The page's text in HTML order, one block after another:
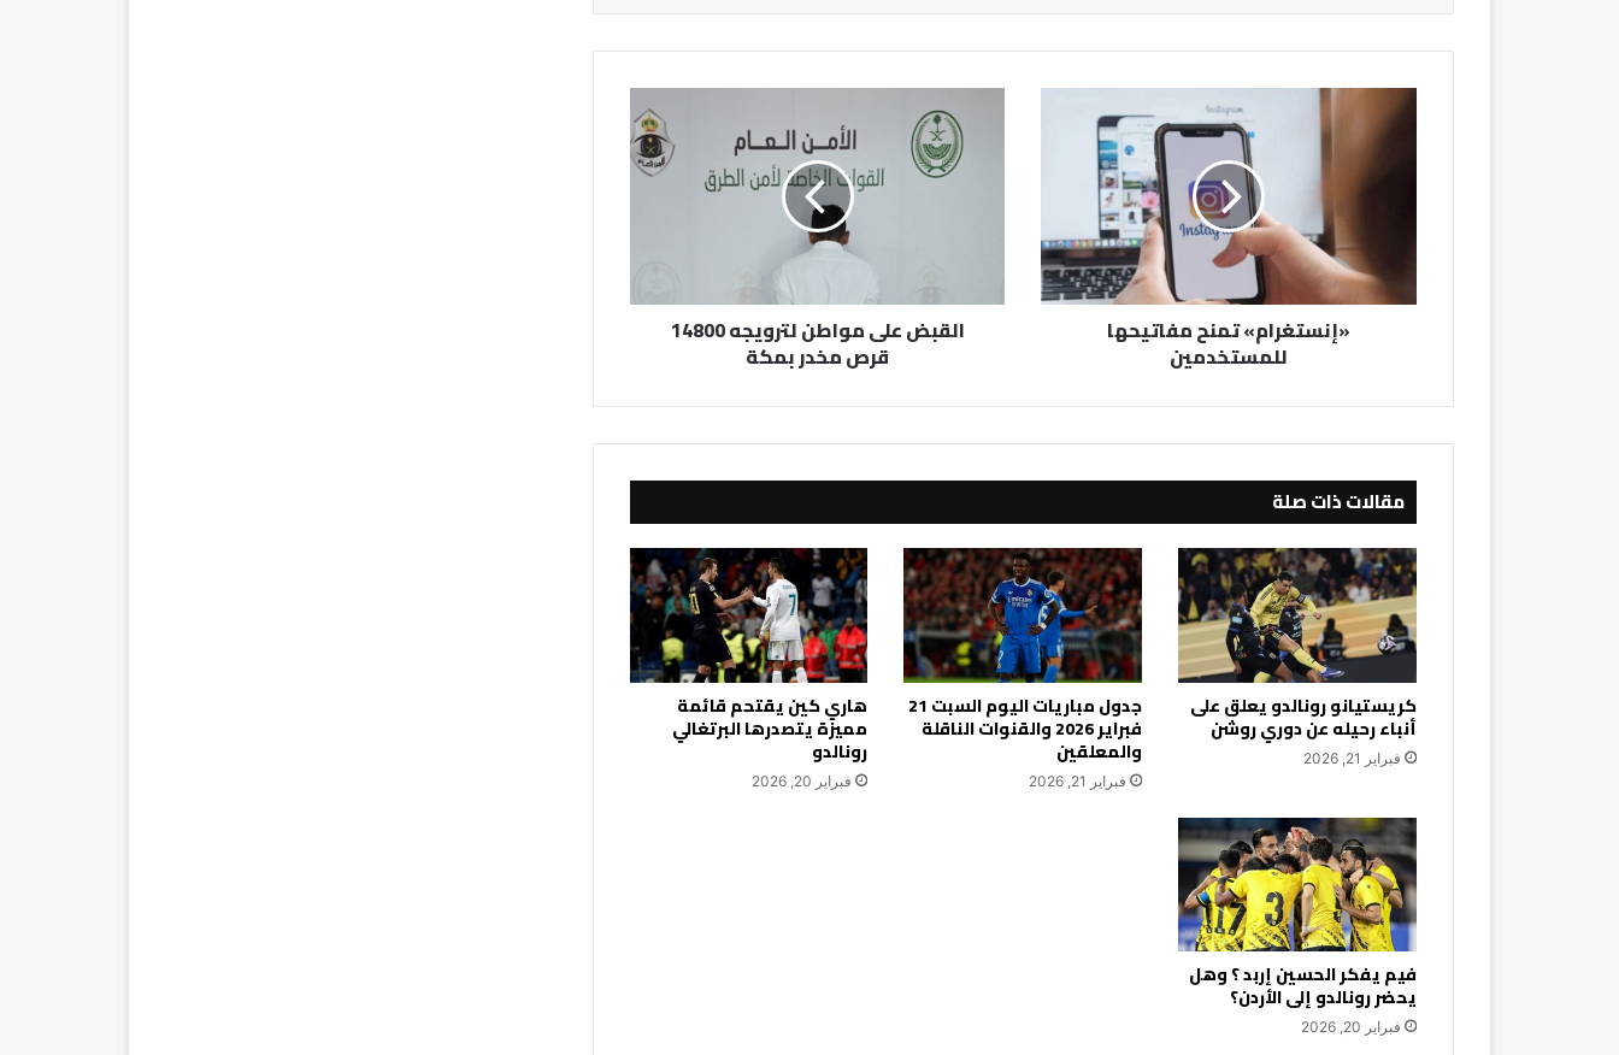
«إنستغرام» تمنح مفاتيحها
للمستخدمين
مواطن
القبض على مواطن لترويجه 14800
قرص مخدر بمكة
مقالات ذات صلة
كريستيانو رونالدو يعلق على
أنباء رحيله عن دوري روشن
فبراير 21, 2026
جدول مباريات اليوم السبت 21
فبراير 2026 والقنوات الناقلة
والمعلقين
فبراير 21, 2026
هاري كين يقتحم قائمة
مميزة يتصدرها البرتغالي
رونالدو
فبراير 20, 2026
فيم يفكر الحسين إربد ؟ وهل
يحضر رونالدو إلى الأردن؟
فبراير 20, 2026